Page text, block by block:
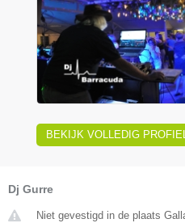
BEKIJK VOLLEDIG
Dj Gurre
Niet gevestigd in de plaats